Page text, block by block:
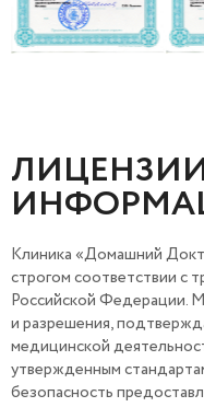
Клиника «Домашний
строгом соответствии с
Российской Федерации.
и разрешения,
медицинской
утвержденным
безопасность